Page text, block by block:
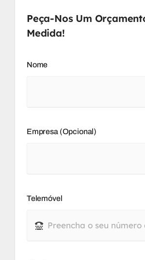
Peça-Nos Um
Medida!
Nome
Empresa (opcional)
Telemóvel